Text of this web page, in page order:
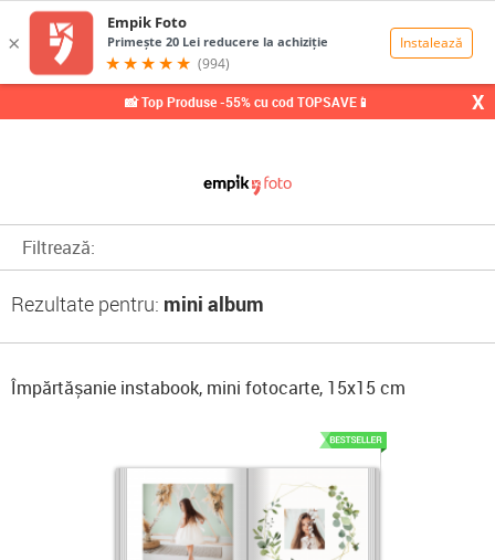
📸 Top Produse -55% cu cod TOPSAVE📱 X
Filtrează:
Rezultate pentru: mini album
Împărtășanie instabook, mini fotocarte, 15x15 cm